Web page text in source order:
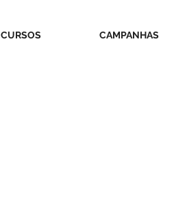
CURSOS CAMPANHAS